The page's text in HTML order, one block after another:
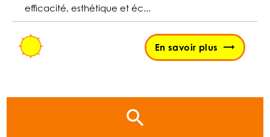
efficacité, esthétique et éc...
En savoir plus